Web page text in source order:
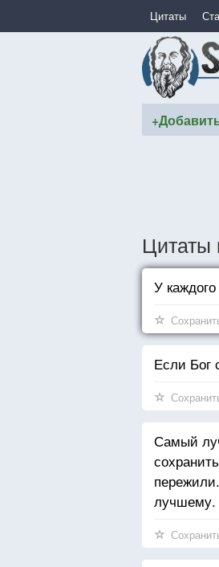
Цитаты
Цитаты
У
Если Бог
Самый
лучшему.